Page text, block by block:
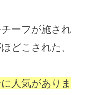
ーフが施され
どこされた、
人気がありま